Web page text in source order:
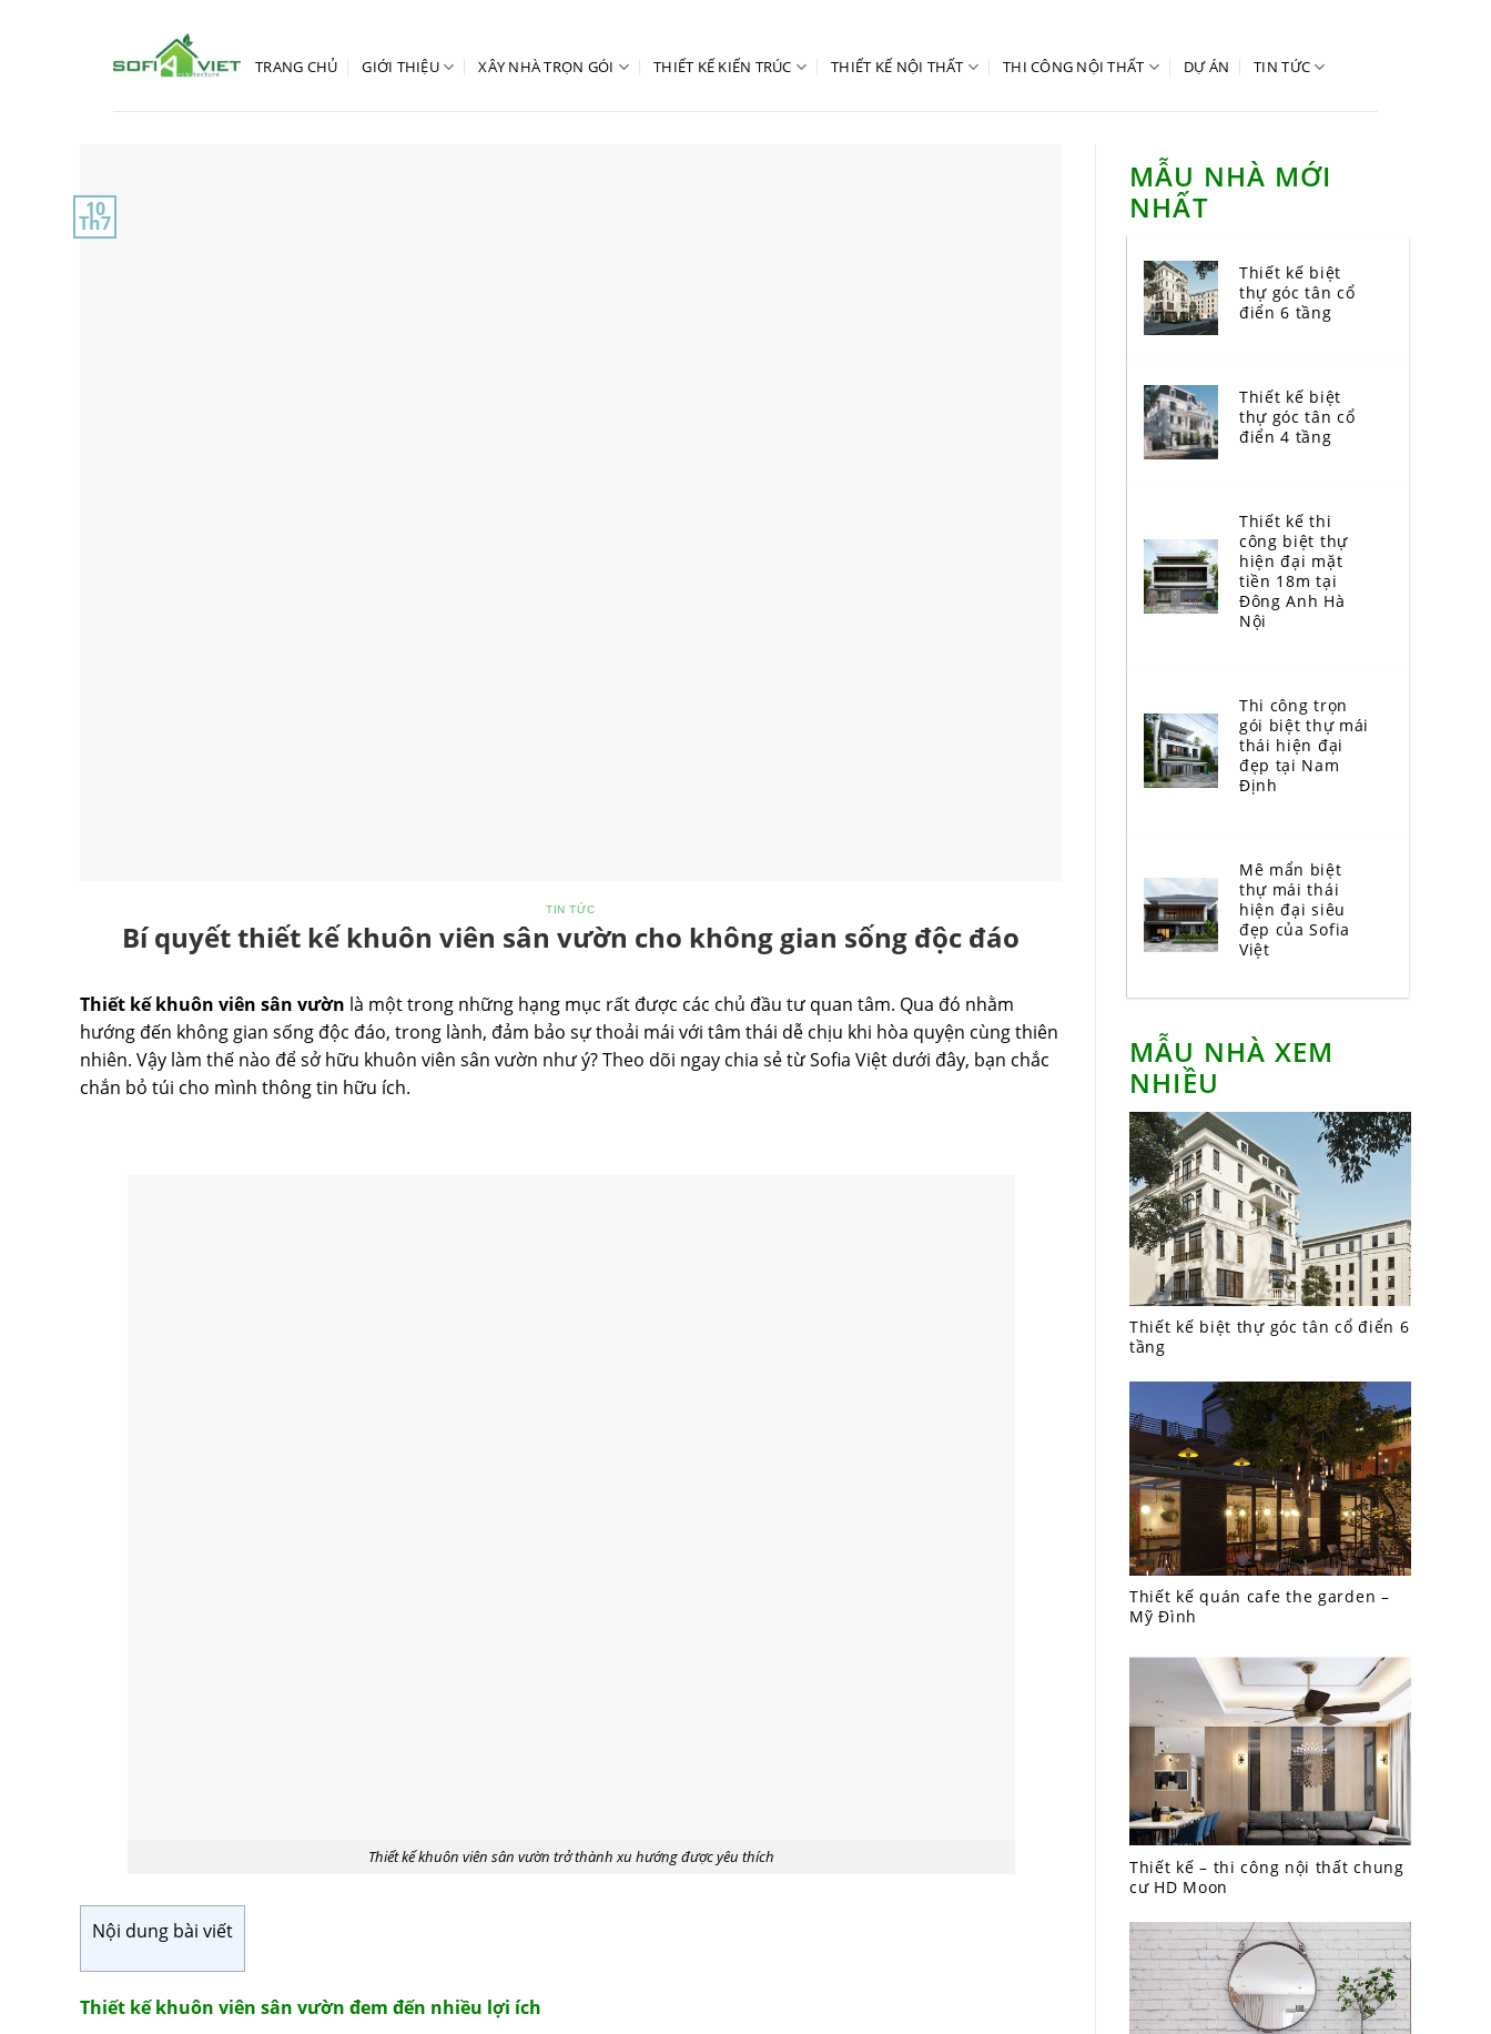
TRANG CHỦ GIỚI THIỆU XÂY NHÀ TRỌN GÓI THIẾT KẾ KIẾN TRÚC THIẾT KẾ NỘI THẤT THI CÔNG NỘI THẤT DỰ ÁN TIN TỨC
10
Th7
TIN TỨC
Bí quyết thiết kế khuôn viên sân vườn cho không gian sống độc đáo
Thiết kế khuôn viên sân vườn là một trong những hạng mục rất được các chủ đầu tư quan tâm. Qua đó nhằm
hướng đến không gian sống độc đáo, trong lành, đảm bảo sự thoải mái với tâm thái dễ chịu khi hòa quyện cùng thiên
nhiên. Vậy làm thế nào để sở hữu khuôn viên sân vườn như ý? Theo dõi ngay chia sẻ từ Sofia Việt dưới đây, bạn chắc
chắn bỏ túi cho mình thông tin hữu ích.
Thiết kế khuôn viên sân vườn trở thành xu hướng được yêu thích
Nội dung bài viết
Thiết kế khuôn viên sân vườn đem đến nhiều lợi ích
MẪU NHÀ MỚI
NHẤT
Thiết kế biệt
thự góc tân cổ
điển 6 tầng
Thiết kế biệt
thự góc tân cổ
điển 4 tầng
Thiết kế thi
công biệt thự
hiện đại mặt
tiền 18m tại
Đông Anh Hà
Nội
Thi công trọn
gói biệt thự mái
thái hiện đại
đẹp tại Nam
Định
Mê mẩn biệt
thự mái thái
hiện đại siêu
đẹp của Sofia
Việt
MẪU NHÀ XEM
NHIỀU
Thiết kế biệt thự góc tân cổ điển 6
tầng
Thiết kế quán cafe the garden –
Mỹ Đình
Thiết kế – thi công nội thất chung
cư HD Moon